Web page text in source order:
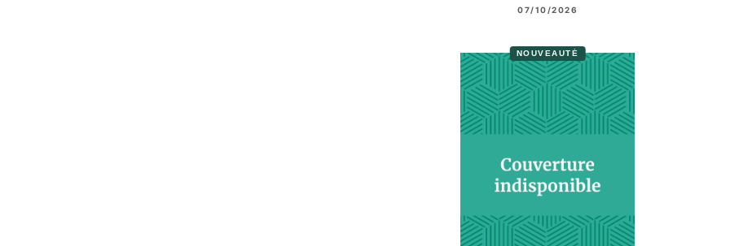
07/10/2026
NOUVEAUTÉ